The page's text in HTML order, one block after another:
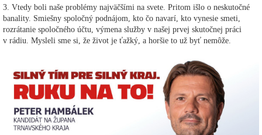
3. Vtedy boli naše problémy najväčšími na svete. Pritom išlo o neskutočné
banality. Smiešny spoločný podnájom, kto čo navarí, kto vynesie smeti,
rozrátanie spoločného účtu, výmena služby v našej prvej skutočnej práci
v rádiu. Mysleli sme si, že život je ťažký, a horšie to už byť nemôže.